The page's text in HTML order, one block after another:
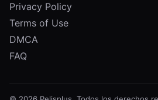
Privacy Policy
Terms of Use
DMCA
FAQ